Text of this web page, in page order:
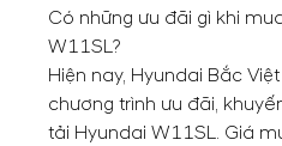
Có những ưu đãi gì khi
W11SL?
Hiện nay, Hyundai Bắc
chương trình ưu đãi,
tải Hyundai W11SL. Giá